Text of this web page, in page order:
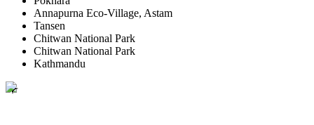
Annapurna Eco-Village, Astam
Tansen
Chitwan National Park
Chitwan National Park
Kathmandu